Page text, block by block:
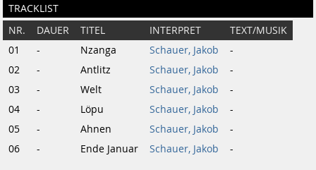
TRACKLIST
NR. DAUER TITEL INTERPRET
TEXT/MUSIK
01
- Nzanga Schauer, Jakob
-
02
- Antlitz Schauer, Jakob
-
03
- Welt Schauer, Jakob
-
04
- Löpu Schauer, Jakob
-
05
- Ahnen Schauer, Jakob
-
06
- Ende Januar Schauer, Jakob -